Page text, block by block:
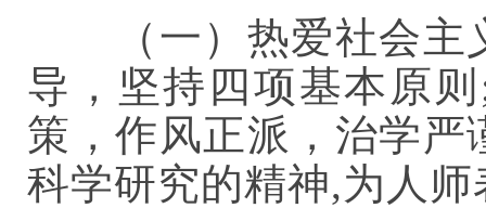
（一）热爱社会
导，坚持四项基本原
策，作风正派，治学严
科学研究的精神,为人